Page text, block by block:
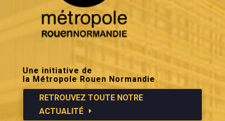
Une initiative de
la Métropole Rouen Normandie
RETROUVEZ TOUTE NOTRE
ACTUALITÉ